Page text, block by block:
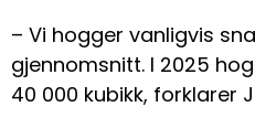
– Vi hogger vanligvis
gjennomsnitt. I 2025
40 000 kubikk, forklarer